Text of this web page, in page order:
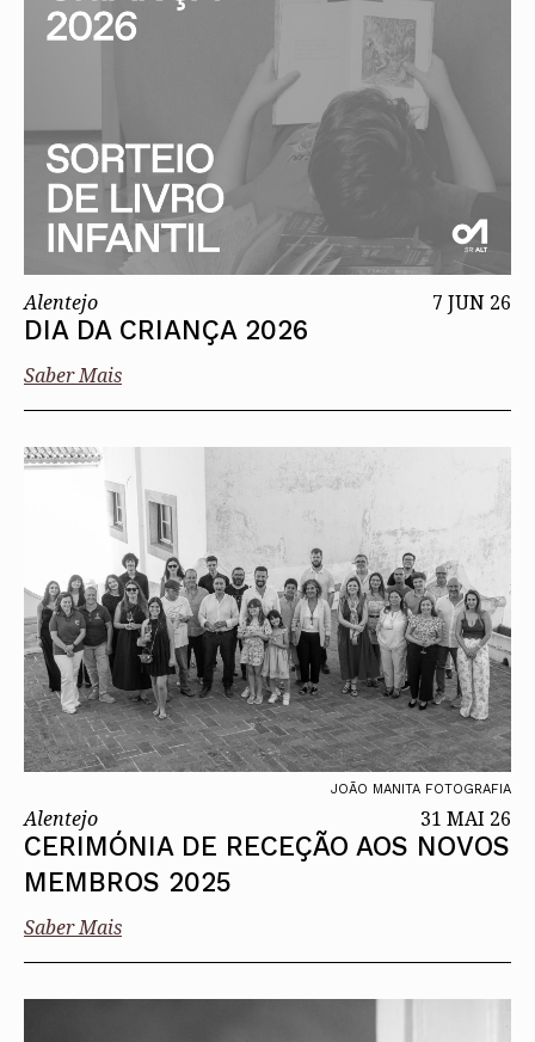
Alentejo 7 JUN 26
DIA DA CRIANÇA 2026
Saber Mais
JOÃO MANITA FOTOGRAFIA
Alentejo 31 MAI 26
CERIMÓNIA DE RECEÇÃO AOS NOVOS
MEMBROS 2025
Saber Mais